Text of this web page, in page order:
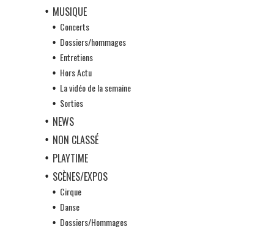
MUSIQUE
Concerts
Dossiers/hommages
Entretiens
Hors Actu
La vidéo de la semaine
Sorties
NEWS
NON CLASSÉ
PLAYTIME
SCÈNES/EXPOS
Cirque
Danse
Dossiers/Hommages